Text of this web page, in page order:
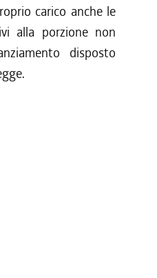
carico anche le
alla porzione non
disposto